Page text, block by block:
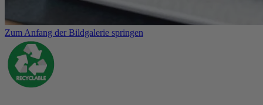
Zum Anfang der Bildgalerie springen